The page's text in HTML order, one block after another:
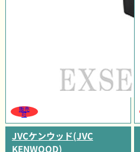
販売
可
JVCケンウッド(JVC
KENWOOD)